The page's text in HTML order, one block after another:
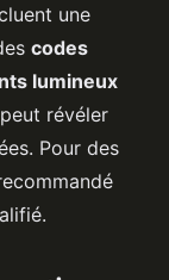
une
codes
lumineux
révéler
Pour des